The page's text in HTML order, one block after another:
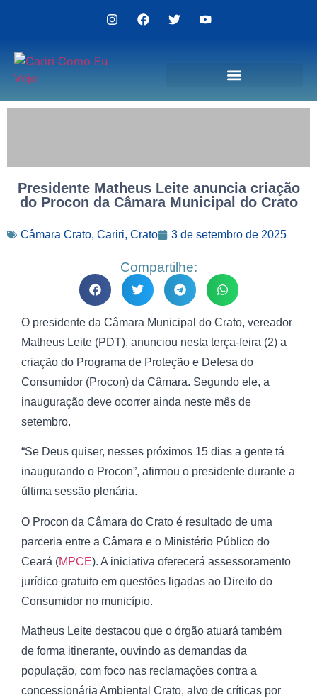
Presidente Matheus Leite anuncia criação
do Procon da Câmara Municipal do Crato
Câmara Crato, Cariri, Crato 3 de setembro de 2025
Compartilhe:
O presidente da Câmara Municipal do Crato, vereador
Matheus Leite (PDT), anunciou nesta terça-feira (2) a
criação do Programa de Proteção e Defesa do
Consumidor (Procon) da Câmara. Segundo ele, a
inauguração deve ocorrer ainda neste mês de
setembro.
“Se Deus quiser, nesses próximos 15 dias a gente tá
inaugurando o Procon”, afirmou o presidente durante a
última sessão plenária.
O Procon da Câmara do Crato é resultado de uma
parceria entre a Câmara e o Ministério Público do
Ceará (MPCE). A iniciativa oferecerá assessoramento
jurídico gratuito em questões ligadas ao Direito do
Consumidor no município.
Matheus Leite destacou que o órgão atuará também
de forma itinerante, ouvindo as demandas da
população, com foco nas reclamações contra a
concessionária Ambiental Crato, alvo de críticas por